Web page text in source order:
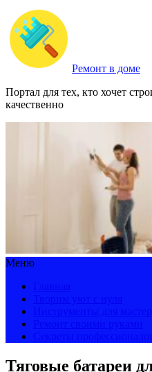
Ремонт в доме
Портал для тех, кто хочет
качественно
Меню
Тяговые батареи